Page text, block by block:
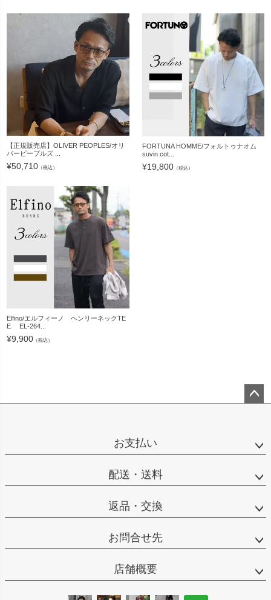
【正規販売店】OLIVER PEOPLES/オリ
バーピープルズ ...
¥50,710 （税込）
FORTUNA HOMME/フォルトゥナオム
suvin cot...
¥19,800（税込）
Elfino/エルフィーノ ヘンリーネックTE
E EL-264...
¥9,900 （税込）
お支払い
配送・送料
返品・交換
お問合せ先
店舗概要